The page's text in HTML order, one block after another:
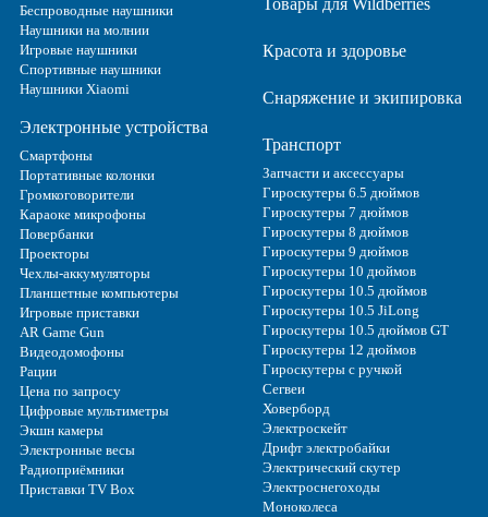
Беспроводные наушники
Наушники на молнии
Игровые наушники
Спортивные наушники
Наушники Xiaomi
Электронные устройства
Смартфоны
Портативные колонки
Громкоговорители
Караоке микрофоны
Повербанки
Проекторы
Чехлы-аккумуляторы
Планшетные компьютеры
Игровые приставки
AR Game Gun
Видеодомофоны
Рации
Цена по запросу
Цифровые мультиметры
Экшн камеры
Электронные весы
Радиоприёмники
Приставки TV Box
Товары для Wildberries
Красота и здоровье
Снаряжение и экипировка
Транспорт
Запчасти и аксессуары
Гироскутеры 6.5 дюймов
Гироскутеры 7 дюймов
Гироскутеры 8 дюймов
Гироскутеры 9 дюймов
Гироскутеры 10 дюймов
Гироскутеры 10.5 дюймов
Гироскутеры 10.5 JiLong
Гироскутеры 10.5 дюймов GT
Гироскутеры 12 дюймов
Гироскутеры с ручкой
Сегвеи
Ховерборд
Электроскейт
Дрифт электробайки
Электрический скутер
Электроснегоходы
Моноколеса